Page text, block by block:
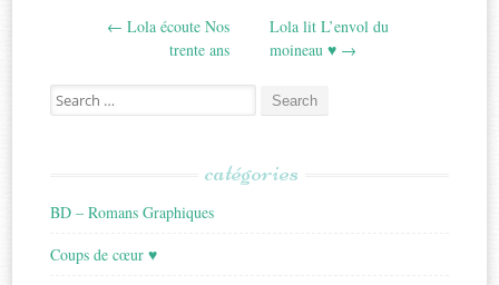
navigation
← Lola écoute Nos
trente ans
Lola lit L’envol du
moineau ♥ →
Search
for:
catégories
BD – Romans Graphiques
Coups de cœur ♥